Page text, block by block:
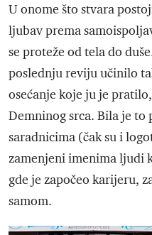
U onome što stvara
ljubav prema
se proteže od tela do
poslednju reviju učinilo
osećanje koje ju je
Demninog srca. Bila je to
saradnicima (čak su i
zamenjeni imenima ljudi
gde je započeo karijeru,
samom.